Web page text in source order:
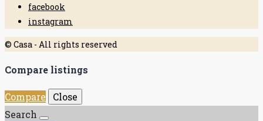
facebook
instagram
© Casa - All rights reserved
Compare listings
Compare
Close
Search